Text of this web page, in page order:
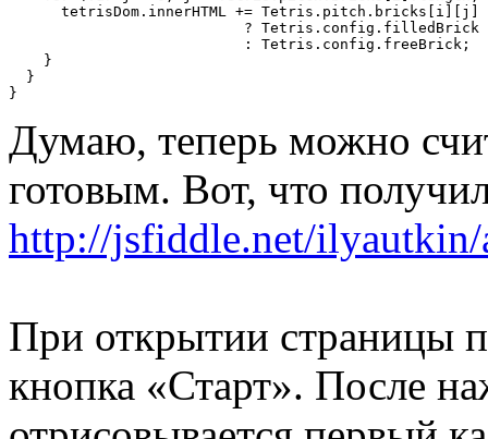
      tetrisDom
. innerHTML += Tetris . pitch . bricks i j
? Tetris . config . filledBrick
:
Tetris . config . freeBrick ;
}
}
}
Думаю, теперь можно
готовым. Вот, что
http://jsfiddle.net/
При открытии страницы
кнопка «Старт». После